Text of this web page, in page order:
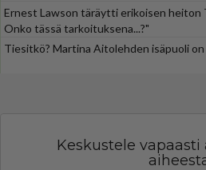
Ernest Lawson täräytti erikoisen
Onko tässä tarkoituksena...?"
Tiesitkö? Martina Aitolehden isäpuoli
Keskustele vapaasti